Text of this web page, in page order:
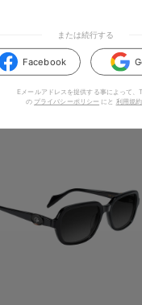
でしょう
または続行する
Facebook
Eメールアドレスを提供する事によって、
の プライバシーポリシー にと 利用規約